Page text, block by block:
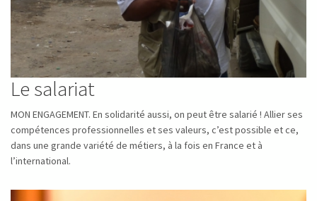
Le salariat
MON ENGAGEMENT. En solidarité aussi, on peut être salarié ! Allier ses
compétences professionnelles et ses valeurs, c’est possible et ce,
dans une grande variété de métiers, à la fois en France et à
l’international.